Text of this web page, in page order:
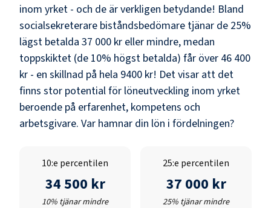
inom yrket - och de är verkligen betydande! Bland
socialsekreterare biståndsbedömare tjänar de 25%
lägst betalda 37 000 kr eller mindre, medan
toppskiktet (de 10% högst betalda) får över 46 400
kr - en skillnad på hela 9400 kr! Det visar att det
finns stor potential för löneutveckling inom yrket
beroende på erfarenhet, kompetens och
arbetsgivare. Var hamnar din lön i fördelningen?
10:e percentilen
34 500 kr
10% tjänar mindre
25:e percentilen
37 000 kr
25% tjänar mindre